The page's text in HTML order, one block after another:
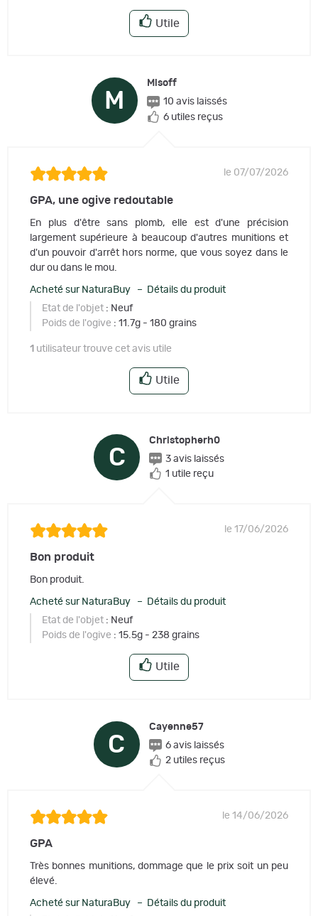
Utile
M
Misoff
10 avis laissés
6 utiles reçus
le 07/07/2026
GPA, une ogive redoutable
En plus d'être sans plomb, elle est d'une précision
largement supérieure à beaucoup d'autres munitions et
d'un pouvoir d'arrêt hors norme, que vous soyez dans le
dur ou dans le mou.
Acheté sur NaturaBuy – Détails du produit
Etat de l'objet : Neuf
Poids de l'ogive : 11.7g - 180 grains
1 utilisateur trouve cet avis utile
Utile
C
Christopherh0
3 avis laissés
1 utile reçu
le 17/06/2026
Bon produit
Bon produit.
Acheté sur NaturaBuy – Détails du produit
Etat de l'objet : Neuf
Poids de l'ogive : 15.5g - 238 grains
Utile
C
Cayenne57
6 avis laissés
2 utiles reçus
le 14/06/2026
GPA
Très bonnes munitions, dommage que le prix soit un peu
élevé.
Acheté sur NaturaBuy – Détails du produit